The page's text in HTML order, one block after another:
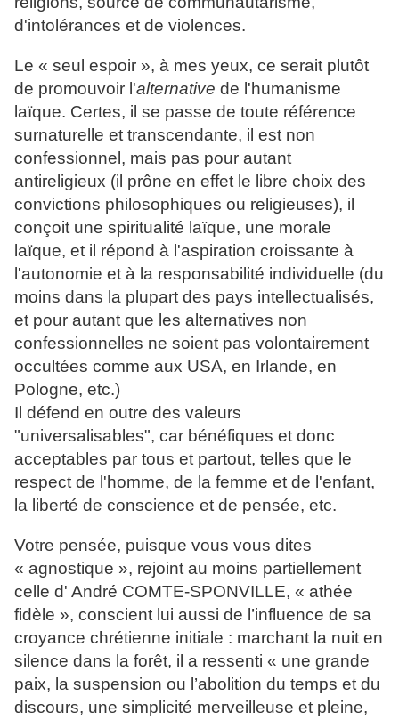
d'intolérances et de violences.
Le « seul espoir », à mes yeux, ce serait plutôt
de promouvoir l'alternative de l'humanisme
laïque. Certes, il se passe de toute référence
surnaturelle et transcendante, il est non
confessionnel, mais pas pour autant
antireligieux (il prône en effet le libre choix des
convictions philosophiques ou religieuses), il
conçoit une spiritualité laïque, une morale
laïque, et il répond à l'aspiration croissante à
l'autonomie et à la responsabilité individuelle (du
moins dans la plupart des pays intellectualisés,
et pour autant que les alternatives non
confessionnelles ne soient pas volontairement
occultées comme aux USA, en Irlande, en
Pologne, etc.)
Il défend en outre des valeurs
"universalisables", car bénéfiques et donc
acceptables par tous et partout, telles que le
respect de l'homme, de la femme et de l'enfant,
la liberté de conscience et de pensée, etc.
Votre pensée, puisque vous vous dites
« agnostique », rejoint au moins partiellement
celle d' André COMTE-SPONVILLE, « athée
fidèle », conscient lui aussi de l’influence de sa
croyance chrétienne initiale : marchant la nuit en
silence dans la forêt, il a ressenti « une grande
paix, la suspension ou l’abolition du temps et du
discours, une simplicité merveilleuse et pleine,